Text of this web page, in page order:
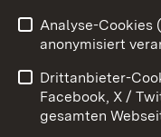
Impressum
Barrierefreiheit
Cookies
Analyse-Cookies
anonymisiert
Drittanbieter-
Facebook, X /
gesamten